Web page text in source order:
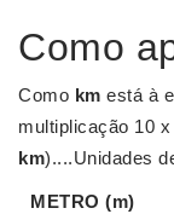
Como
Como km está à
multiplicação 10
km)....Unidades
METRO (m)